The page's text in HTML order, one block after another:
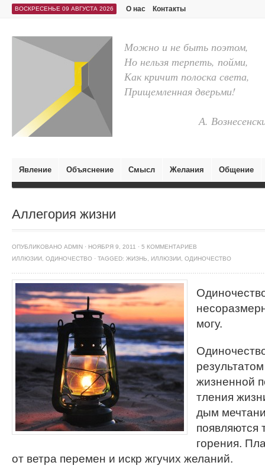
ВОСКРЕСЕНЬЕ 09 АВГУСТА 2026 О нас Контакты
Можно и не быть поэтом,
Но нельзя терпеть, пойми,
Как кричит полоска света,
Прищемленная дверьми!
А.
Явление Объяснение Смысл Желания Общение
Аллегория жизни
ОПУБЛИКОВАНО ADMIN · НОЯБРЯ 9, 2011 · 5 КОММЕНТАРИЕВ
ИЛЛЮЗИИ ОДИНОЧЕСТВО · TAGGED: ЖИЗНЬ ИЛЛЮЗИИ ОДИНОЧЕСТВО
могу.
жизненной
тления
дым
появляются
горения.
от ветра перемен и искр жгучих желаний.